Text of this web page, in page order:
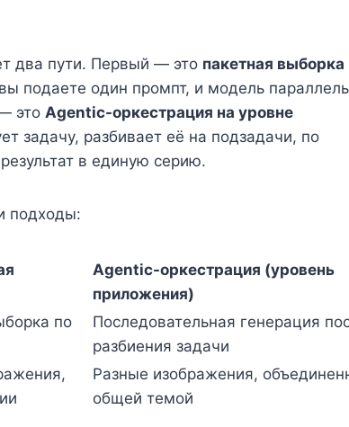
два пути. Первый — это пакетная выборка
подаете один промпт, и модель
это Agentic-оркестрация на уровне
задачу, разбивает её на подзадачи, по
в единую серию.
подходы:
Agentic-оркестрация (уровень
приложения)
по
Последовательная генерация
разбиения задачи
Разные изображения,
общей темой